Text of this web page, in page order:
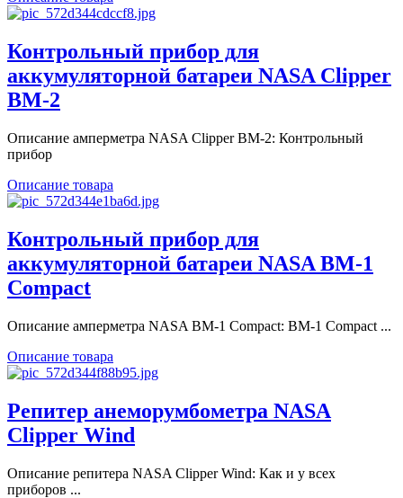
Контрольный прибор для
аккумуляторной батареи NASA Clipper
BM-2
Описание амперметра NASA Clipper BM-2: Контрольный
прибор
Описание товара
Контрольный прибор для
аккумуляторной батареи NASA BM-1
Compact
Описание амперметра NASA BM-1 Compact: BM-1 Compact ...
Описание товара
Репитер анеморумбометра NASA
Clipper Wind
Описание репитера NASA Clipper Wind: Как и у всех
приборов ...